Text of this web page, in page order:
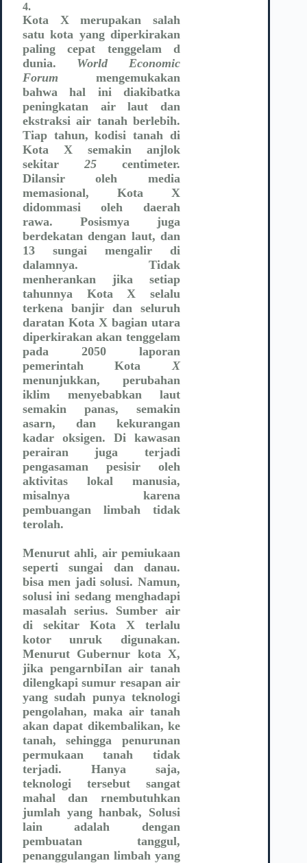
4.
Kota X merupakan salah
satu kota yang diperkirakan
paling cepat tenggelam d
dunia. World Economic
Forum mengemukakan
bahwa hal ini diakibatka
peningkatan air laut dan
ekstraksi air tanah berlebih.
Tiap tahun, kodisi tanah di
Kota X semakin anjlok
sekitar 25 centimeter.
Dilansir oleh media
memasional, Kota X
didommasi oleh daerah
rawa. Posismya juga
berdekatan dengan laut, dan
13 sungai mengalir di
dalamnya. Tidak
menherankan jika setiap
tahunnya Kota X selalu
terkena banjir dan seluruh
daratan Kota X bagian utara
diperkirakan akan tenggelam
pada 2050 laporan
pemerintah KotaX
menunjukkan, perubahan
iklim menyebabkan laut
semakin panas, semakin
asarn, dan kekurangan
kadar oksigen. Di kawasan
perairan juga terjadi
pengasaman pesisir oleh
aktivitas lokal manusia,
misalnya karena
pembuangan limbah tidak
terolah.
Menurut ahli, air pemiukaan
seperti sungai dan danau.
bisa men jadi solusi. Namun,
solusi ini sedang menghadapi
masalah serius. Sumber air
di sekitar Kota X terlalu
kotor unruk digunakan.
Menurut Gubernur kota X,
jika pengarnbiIan air tanah
dilengkapi sumur resapan air
yang sudah punya teknologi
pengolahan, maka air tanah
akan dapat dikembalikan, ke
tanah, sehingga penurunan
permukaan tanah tidak
terjadi. Hanya saja,
teknologi tersebut sangat
mahal dan rnembutuhkan
jumlah yang hanbak, Solusi
lain adalah dengan
pembuatan tanggul,
penanggulangan limbah yang